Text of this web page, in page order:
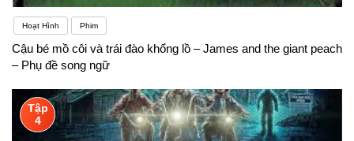
Hoạt Hình Phim
Cậu bé mồ côi và trái đào khổng lồ – James and the giant peach
– Phụ đề song ngữ
Tập
4